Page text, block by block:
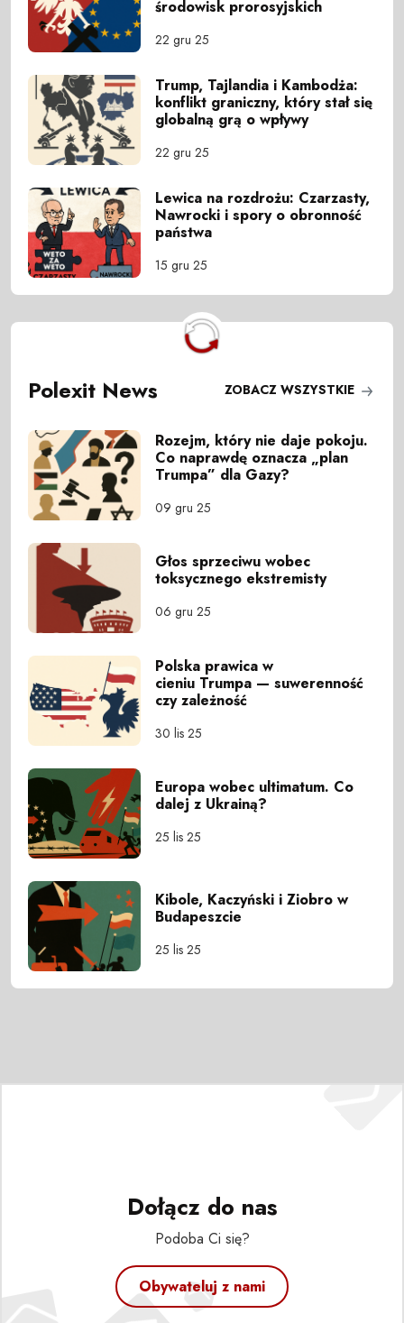
środowisk prorosyjskich
22 gru 25
Trump, Tajlandia i Kambodża:
konflikt graniczny, który stał się
globalną grą o wpływy
22 gru 25
Lewica na rozdrożu: Czarzasty,
Nawrocki i spory o obronność
państwa
15 gru 25
Polexit News ZOBACZ WSZYSTKIE
Rozejm, który nie daje pokoju.
Co naprawdę oznacza „plan
Trumpa” dla Gazy?
09 gru 25
Głos sprzeciwu wobec
toksycznego ekstremisty
06 gru 25
Polska prawica w
cieniu Trumpa — suwerenność
czy zależność
30 lis 25
Europa wobec ultimatum. Co
dalej z Ukrainą?
25 lis 25
Kibole, Kaczyński i Ziobro w
Budapeszcie
25 lis 25
Dołącz do nas
Podoba Ci się?
Obywateluj z nami